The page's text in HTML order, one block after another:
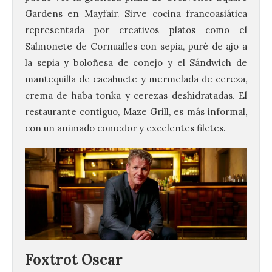
Gardens en Mayfair. Sirve cocina francoasiática
representada por creativos platos como el
Salmonete de Cornualles con sepia, puré de ajo a
la sepia y boloñesa de conejo y el Sándwich de
mantequilla de cacahuete y mermelada de cereza,
crema de haba tonka y cerezas deshidratadas. El
restaurante contiguo, Maze Grill, es más informal,
con un animado comedor y excelentes filetes.
Foxtrot Oscar